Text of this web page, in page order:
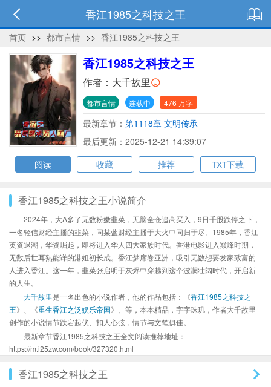
香江1985之科技之王
首页 >> 都市言情 >> 香江1985之科技之王
香江1985之科技之王
作者： 大千故里
都市言情 连载中 476 万字
最新章节： 第1118章 文明传承
最后更新：2025-12-21 14:39:07
阅读
收藏 推荐 TXT下载
香江1985之科技之王小说简介
2024年，大A多了无数粉嫩韭菜，无脑全仓追高买入，9日千股跌停之下，
一名轻信财经主播的韭菜，同某蓝财经主播于大火中同归于尽。1985年，香江
英资退潮，华资崛起，即将进入华人四大家族时代。香港电影进入巅峰时期，
无数后世耳熟能详的港姐初长成。香江梦席卷亚洲，吸引无数想要发家致富的
人进入香江。这一年，韭菜张启明于灰烬中穿越到这个波澜壮阔时代，开启新
的人生。
大千故里是一名出色的小说作者，他的作品包括：《香江1985之科技之
王》、《重生香江之泛娱乐帝国》、等，本本精品，字字珠玑，作者大千故里
创作的小说情节跌宕起伏、扣人心弦，情节与文笔俱佳。
最新章节香江1985之科技之王全文阅读推荐地址：
https://m.i25zw.com/book/327320.html
香江1985之科技之王